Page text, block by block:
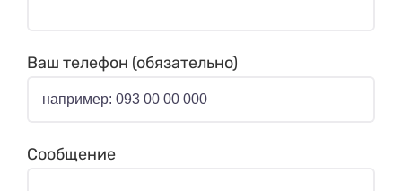
Ваш телефон (обязательно)
Сообщение